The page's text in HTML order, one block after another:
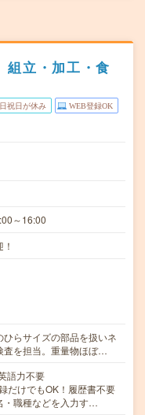
組立・加工・食
祝日が休み WEB登録OK
～16:00
らサイズの部品を扱いネ
査を担当。重量物ほぼ…
語力不要
だけでもOK！履歴書不要
職種などを入力す…